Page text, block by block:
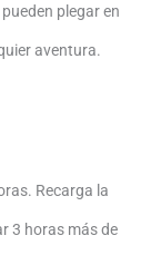
plegar en
aventura.
Recarga la
3 horas más de